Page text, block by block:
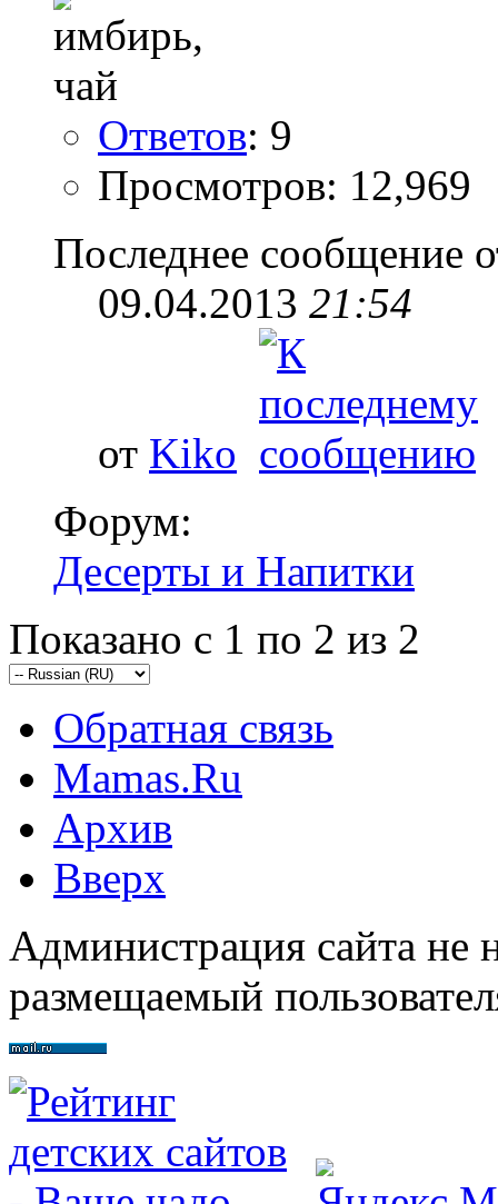
Ответов: 9
Просмотров: 12,969
Последнее сообщение
09.04.2013 21:54
от Kiko
Форум:
Десерты и Напитки
Показано с 1 по 2 из 2
Обратная связь
Mamas.Ru
Архив
Вверх
Администрация сайта не
размещаемый